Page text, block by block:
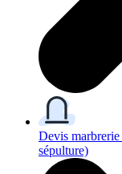
Devis marbrerie
sépulture)